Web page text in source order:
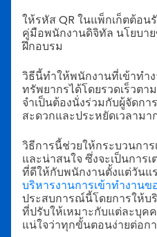
ให้รหัส QR ในแพ็กเก็ตต้อ
คู่มือพนักงานดิจิทัล นโยบา
ฝึกอบรม
วิธีนี้ทำให้พนักงานที่เข้าทำ
ทรัพยากรได้โดยรวดเร็วตา
จำเป็นต้องนั่งร่วมกับผู้จัดก
สะดวกและประหยัดเวลาม
วิธีการนี้ช่วยให้กระบวนกา
และน่าสนใจ ซึ่งจะเป็นการ
ที่ดีให้กับพนักงานตั้งแต่วันแ
บริหารงานการเข้าทำงาน
ประสบการณ์นี้โดยการให้บ
ที่ปรับให้เหมาะกับแต่ละบุค
แน่ใจว่าทุกขั้นตอนง่ายต่อก